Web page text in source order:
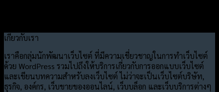
เกี่ยวกับเรา
เราคือกลุ่มนักพัฒนาเว็บไซต์ ที่มีความเชี่ยวชาญในการทำเว็บไซต์
ด้วย WordPress รวมไปถึงให้บริการเกี่ยวกับการออกแบบเว็บไซต์
และเขียนบทความสำหรับลงเว็บไซต์ ไม่ว่าจะเป็นเว็บไซต์บริษัท,
ธุรกิจ, องค์กร, เว็บขายของออนไลน์, เว็บบล็อก และเว็บบริการต่างๆ